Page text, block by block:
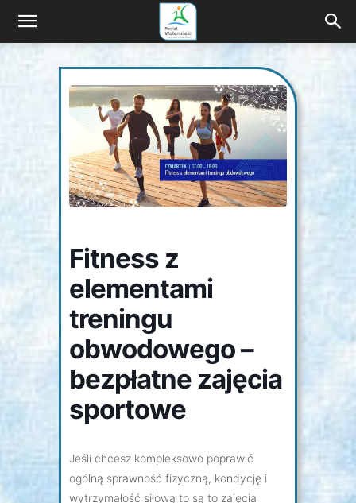
Wyprawa
Fitness z
elementami
treningu
obwodowego –
bezpłatne zajęcia
sportowe
Jeśli chcesz kompleksowo poprawić
ogólną sprawność fizyczną, kondycję i
wytrzymałość siłową to są to zajęcia